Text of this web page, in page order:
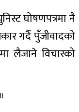
घोषणपत्रमा नै
गर्दै पुँजीवादको
लैजाने विचारको